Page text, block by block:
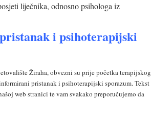
liječnika, odnosno psihologa iz
i psihoterapijski
Žiraha, obvezni su prije početka terapijskog
pristanak i psihoterapijski sporazum. Tekst
web stranici te vam svakako preporučujemo da